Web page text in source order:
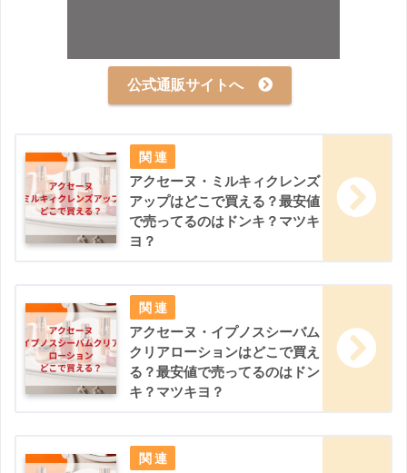
公式通販サイトへ
アクセーヌ・ミルキィクレンズ
アップはどこで買える？最安値
で売ってるのはドンキ？マツキ
ヨ？
アクセーヌ・イプノスシーバム
クリアローションはどこで買え
る？最安値で売ってるのはドン
キ？マツキヨ？